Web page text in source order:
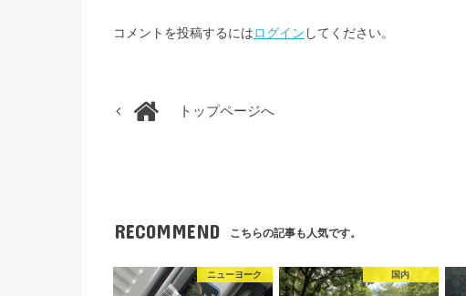
コメントを投稿するにはログイン してください。
トップページへ
RECOMMEND こちらの記事も人気です。
ニューヨーク 国内